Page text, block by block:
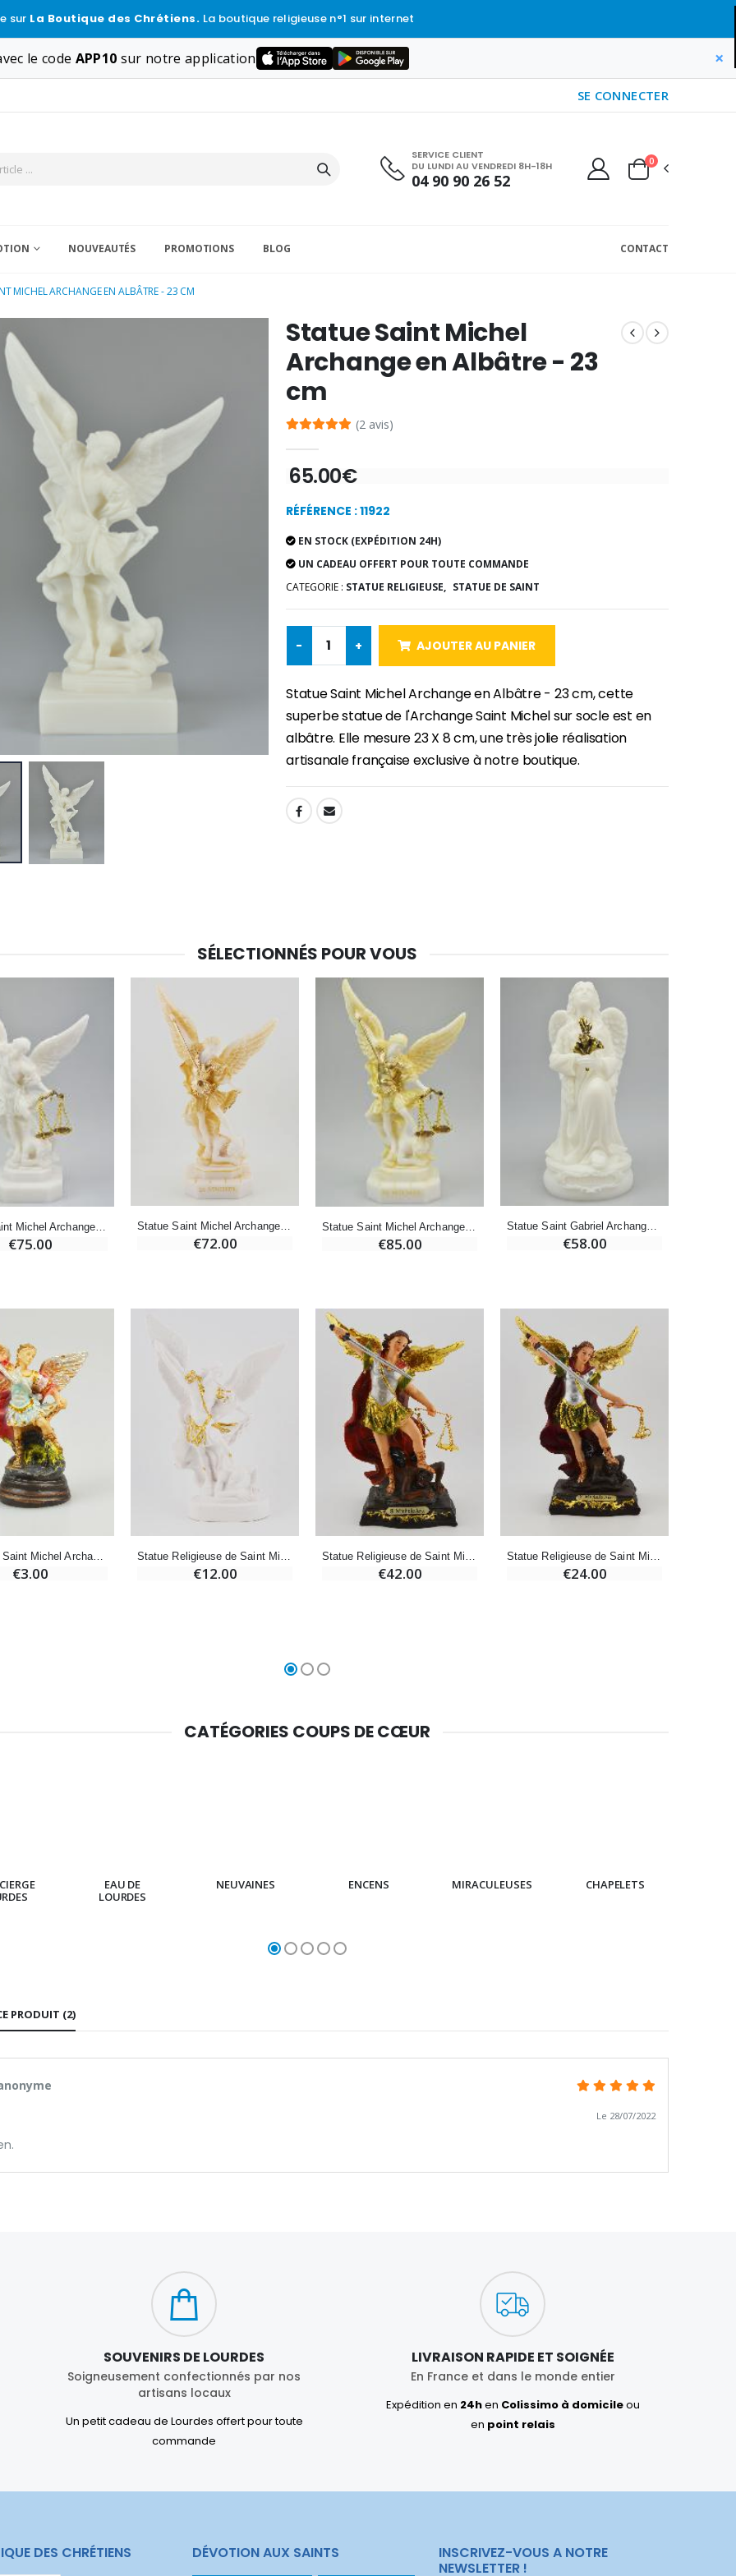
sur La Boutique des Chrétiens. La boutique religieuse n°1 sur internet
le code APP10 sur notre application ×
SE CONNECTER
SERVICE CLIENT
DU LUNDI AU VENDREDI 8H-18H
04 90 90 26 52
0
NOUVEAUTÉS PROMOTIONS BLOG CONTACT
MICHEL ARCHANGE EN ALBÂTRE - 23 CM
€10.00 €7.00
-20%
€12.00
-20%
€7.90
-10%
€5.50 €4.95
-25%
€6.00
€15.00
€130.00
€2.50
Chapelet de Lourdes en Bois
-30%
€10.00
-20%
-20%
Bonbons Pastilles Menthe à l'Eau de Lourdes - 130g
€7.90
-10%
€5.50
-25%
Statue Saint Michel
Archange en Albâtre - 23
cm
(2 avis)
65.00€
RÉFÉRENCE : 11922
EN STOCK (EXPÉDITION 24H)
UN CADEAU OFFERT POUR TOUTE COMMANDE
CATEGORIE : STATUE RELIGIEUSE, STATUE DE SAINT
- + AJOUTER AU PANIER
Statue Saint Michel Archange en Albâtre - 23 cm, cette
superbe statue de l'Archange Saint Michel sur socle est en
albâtre. Elle mesure 23 X 8 cm, une très jolie réalisation
artisanale française exclusive à notre boutique.
SHARE:
SÉLECTIONNÉS POUR VOUS
Statue Saint Michel Archange de la Justice en Albâtre
€75.00
Statue Saint Michel Archange en Albâtre - 22cm
€72.00
Statue Saint Michel Archange de la Justice en Albâtre & Dorure
€85.00
Statue Saint Gabriel Archange en Albâtre - 15cm
€58.00
Statue de Saint Michel Archange - 5cm
€3.00
Statue Religieuse de Saint Michel Archange - 9cm
€12.00
Statue Religieuse de Saint Michel Archange - 20 cm
€42.00
Statue Religieuse de Saint Michel Archange -15 cm
€24.00
CATÉGORIES COUPS DE CŒUR
EAU DE
LOURDES
NEUVAINES ENCENS MIRACULEUSES CHAPELETS
PRODUIT (2)
Le 28/07/2022
SOUVENIRS DE LOURDES
Soigneusement confectionnés par nos
artisans locaux
Un petit cadeau de Lourdes offert pour toute
commande
LIVRAISON RAPIDE ET SOIGNÉE
En France et dans le monde entier
Expédition en 24hen Colissimo à domicileou
en point relais
DES CHRÉTIENS DÉVOTION AUX SAINTS
INSCRIVEZ-VOUS A NOTRE
NEWSLETTER !